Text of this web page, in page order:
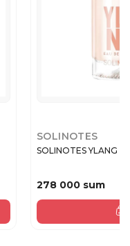
SOLINOTES
SOLINOTES YLANG
278 000 sum